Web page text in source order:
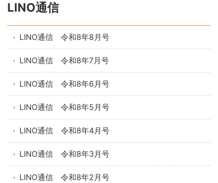
LINO通信
LINO通信 令和8年8月号
LINO通信 令和8年7月号
LINO通信 令和8年6月号
LINO通信 令和8年5月号
LINO通信 令和8年4月号
LINO通信 令和8年3月号
LINO通信 令和8年2月号